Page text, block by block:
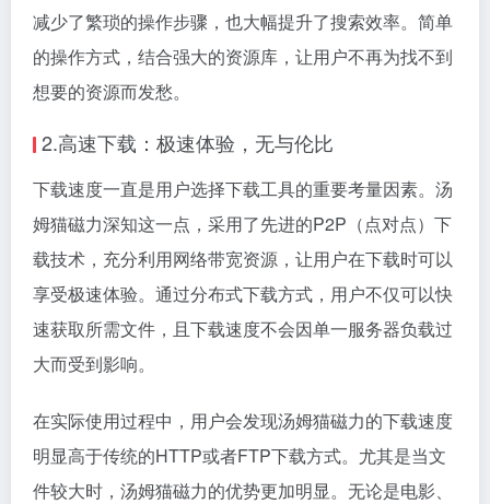
减少了繁琐的操作步骤，也大幅提升了搜索效率。简单
的操作方式，结合强大的资源库，让用户不再为找不到
想要的资源而发愁。
2.高速下载：极速体验，无与伦比
下载速度一直是用户选择下载工具的重要考量因素。汤
姆猫磁力深知这一点，采用了先进的P2P（点对点）下
载技术，充分利用网络带宽资源，让用户在下载时可以
享受极速体验。通过分布式下载方式，用户不仅可以快
速获取所需文件，且下载速度不会因单一服务器负载过
大而受到影响。
在实际使用过程中，用户会发现汤姆猫磁力的下载速度
明显高于传统的HTTP或者FTP下载方式。尤其是当文
件较大时，汤姆猫磁力的优势更加明显。无论是电影、